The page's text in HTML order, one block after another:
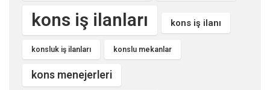
kons iş ilanları kons iş ilanı
konsluk iş ilanları konslu mekanlar
kons menejerleri